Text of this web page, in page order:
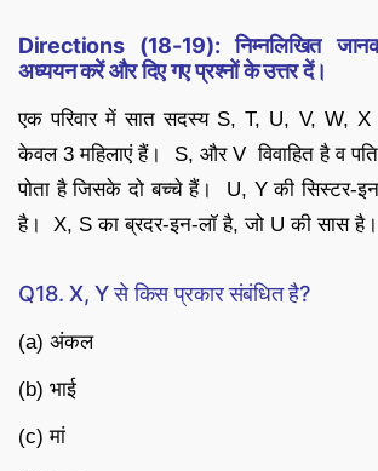
Directions (18-19): निम्नलिखित
अध्ययन करें और दिए गए प्रश्नों के उत्तर दें।
एक परिवार में सात सदस्य S, T, U, V, W,
केवल 3 महिलाएं हैं। S, और V विवाहित है व
पोता है जिसके दो बच्चे हैं। U, Y की सिस्टर-
है। X, S का ब्रदर-इन-लॉ है, जो U की सास है।
Q18. X, Y से किस प्रकार संबंधित है?
(a) अंकल
(b) भाई
(c) मां